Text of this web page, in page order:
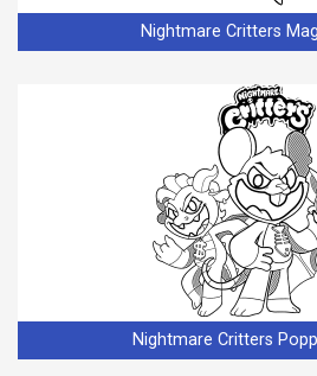
Nightmare Critters
Nightmare Critters